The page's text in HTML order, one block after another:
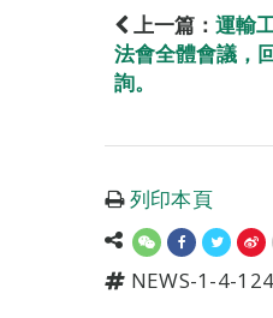
上一篇： 運輸
法會全體會議，
詢。
列印本頁
NEWS-1-4-